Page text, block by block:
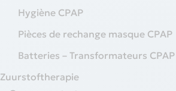
Hygiène CPAP
Pièces de rechange masque CPAP
Batteries – Transformateurs CPAP
Zuurstoftherapie